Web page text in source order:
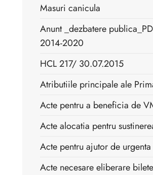
Masuri canicula
Anunt _dezbatere
2014-2020
HCL 217/ 30.07.2015
Atributiile principale ale
Acte pentru a beneficia de
Acte alocatia pentru
Acte pentru ajutor de urgenta
Acte necesare eliberare bilete